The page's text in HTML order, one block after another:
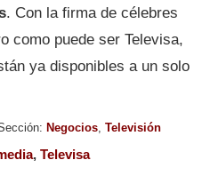
. Con la firma de célebres
como puede ser Televisa,
ya disponibles a un solo
Negocios, Televisión
, Televisa